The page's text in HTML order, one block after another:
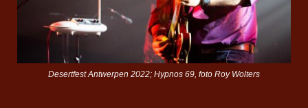
Desertfest Antwerpen 2022; Hypnos 69, foto Roy Wolters